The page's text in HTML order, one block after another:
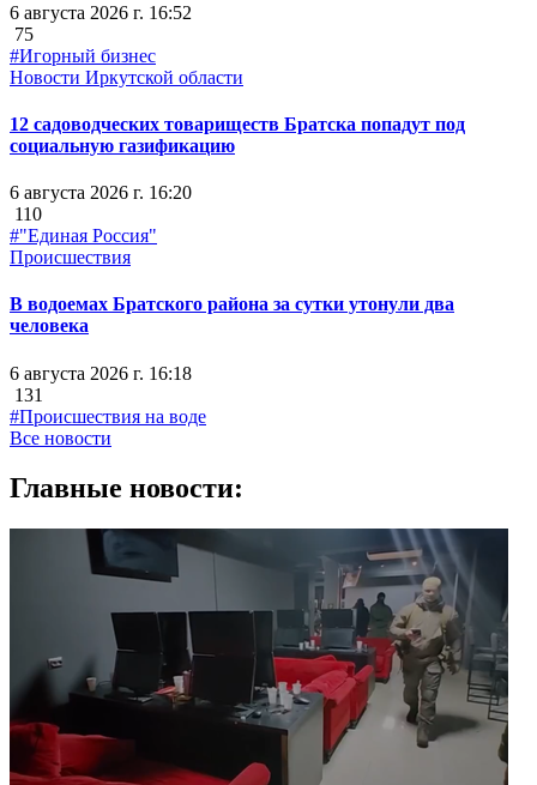
6 августа 2026 г. 16:52
75
#Игорный бизнес
Новости Иркутской области
12 садоводческих товариществ Братска попадут под
социальную газификацию
6 августа 2026 г. 16:20
110
#"Единая Россия"
Происшествия
В водоемах Братского района за сутки утонули два
человека
6 августа 2026 г. 16:18
131
#Происшествия на воде
Все новости
Главные новости: